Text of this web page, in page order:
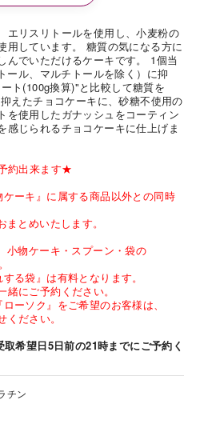
エリスリトールを使用し、小麦粉の
用しています。 糖質の気になる方に
んでいただけるケーキです。 1個当
ール、マルチトールを除く）に抑
ト(100g換算)"と比較して糖質を
えたチョコケーキに、砂糖不使用の
を使用したガナッシュをコーティン
感じられるチョコケーキに仕上げま
約出来ます★
ーキ』に属する商品以外との同時
とめいたします。
小物ケーキ・スプーン・袋の
る袋』は有料となります。
にご予約ください。
ーソク』をご希望のお客様は、
ださい。
希望日5日前の21時までにご予約く
チン